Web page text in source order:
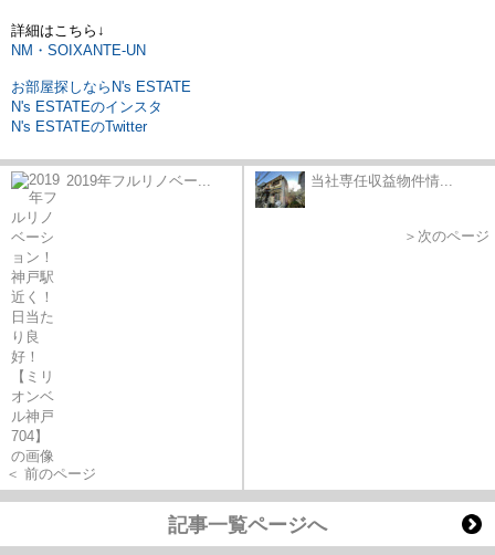
詳細はこちら↓
NM・SOIXANTE-UN
お部屋探しならN's ESTATE
N's ESTATEのインスタ
N's ESTATEのTwitter
2019年フルリノベー...
＜ 前のページ
当社専任収益物件情...
＞次のページ
記事一覧ページへ